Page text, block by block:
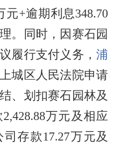
元+逾期利息348.70
。同时，因赛石园
履行支付义务，浦
城区人民法院申请
、划扣赛石园林及
万元及相应
存款17.27万元及